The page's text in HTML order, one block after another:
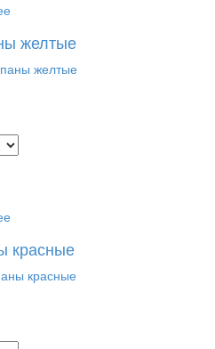
желтые
красные